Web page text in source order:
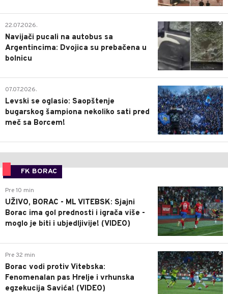
0
22.07.2026.
Navijači pucali na autobus sa
Argentincima: Dvojica su prebačena u
bolnicu
1
07.07.2026.
Levski se oglasio: Saopštenje
bugarskog šampiona nekoliko sati pred
meč sa Borcem!
FK BORAC
0
Pre 10 min
UŽIVO, BORAC - ML VITEBSK: Sjajni
Borac ima gol prednosti i igrača više -
moglo je biti i ubjedljivije! (VIDEO)
0
Pre 32 min
Borac vodi protiv Vitebska:
Fenomenalan pas Hrelje i vrhunska
egzekucija Savića! (VIDEO)